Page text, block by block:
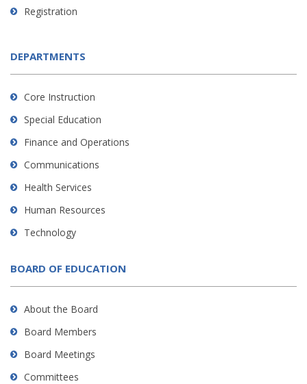
Registration
DEPARTMENTS
Core Instruction
Special Education
Finance and Operations
Communications
Health Services
Human Resources
Technology
BOARD OF EDUCATION
About the Board
Board Members
Board Meetings
Committees